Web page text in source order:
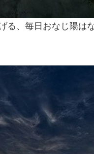
る、毎日おなじ陽は